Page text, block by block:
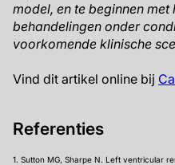
model, en te beginnen
behandelingen onder
voorkomende klinische
Vind dit artikel online bij
Referenties
1. Sutton MG, Sharpe N. Left ventricular